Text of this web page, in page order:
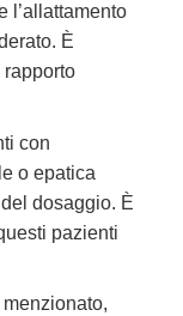
l’allattamento
È
con
o epatica
dosaggio. È
pazienti